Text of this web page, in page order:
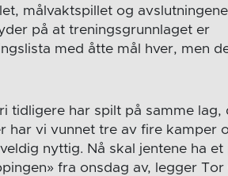
målvaktspillet og
på at treningsgrunnlaget er
med åtte mål hver, men
tidligere har spilt på samme lag,
har vi vunnet tre av fire kamper
nyttig. Nå skal jentene ha
fra onsdag av, legger Tor